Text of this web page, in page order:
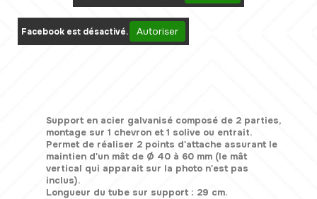
Facebook est désactivé. Autoriser
Support en acier galvanisé composé de 2 parties,
montage sur 1 chevron et 1 solive ou entrait.
Permet de réaliser 2 points d'attache assurant le
maintien d'un mât de Ø 40 à 60 mm (le mât
vertical qui apparait sur la photo n'est pas
inclus).
Longueur du tube sur support : 29 cm.